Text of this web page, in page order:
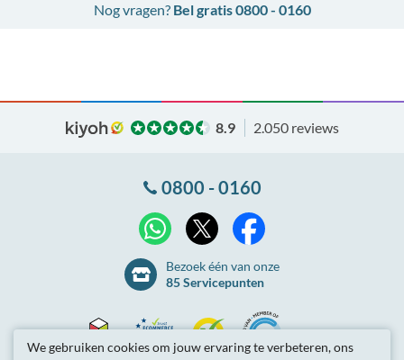
Nog vragen? Bel gratis 0800 - 0160
8.9 2.050 reviews
0800 - 0160
WhatsApp
Bezoek één van onze
85 Servicepunten
We gebruiken cookies om jouw ervaring te verbeteren, ons